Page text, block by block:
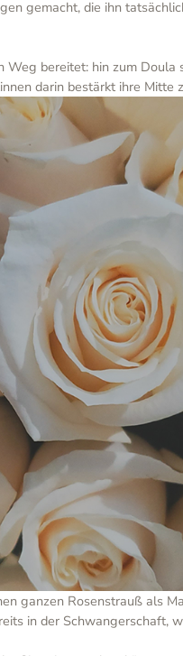
gemacht, die ihn
bereitet: hin zum Doula
darin bestärkt ihre Mitte
ganzen Rosenstrauß als
in der Schwangerschaft,